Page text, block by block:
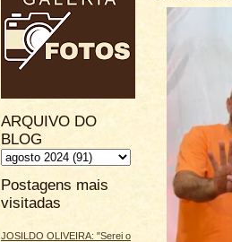
ARQUIVO DO
BLOG
Postagens mais
visitadas
JOSILDO OLIVEIRA: "Serei o